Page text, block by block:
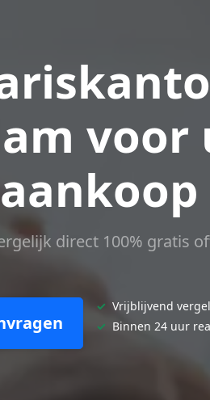
voor
direct 100% gratis
✓ Vrijblijvend
✓ Binnen 24 uur